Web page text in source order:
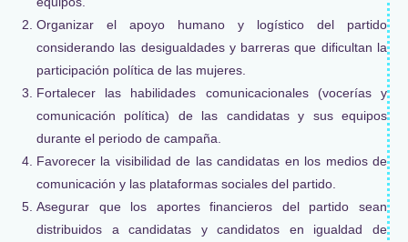
Organizar el apoyo humano y logístico del partido
considerando las desigualdades y barreras que dificultan la
participación política de las mujeres.
Fortalecer las habilidades comunicacionales (vocerías y
comunicación política) de las candidatas y sus equipos
durante el periodo de campaña.
Favorecer la visibilidad de las candidatas en los medios de
comunicación y las plataformas sociales del partido.
Asegurar que los aportes financieros del partido sean
distribuidos a candidatas y candidatos en igualdad de